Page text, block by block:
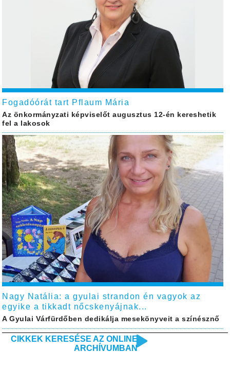
Fogadóórát tart Pflaum Mária
Az önkormányzati képviselőt augusztus 12-én kereshetik
fel a lakosok
Nagy Natália: a gyulai strandon én vagyok az
egyike a tikkadt nőcskenyájnak...
A Gyulai Várfürdőben dedikálja mesekönyveit a színésznő
CIKKEK KERESÉSE AZ ONLINE
ARCHÍVUMBAN